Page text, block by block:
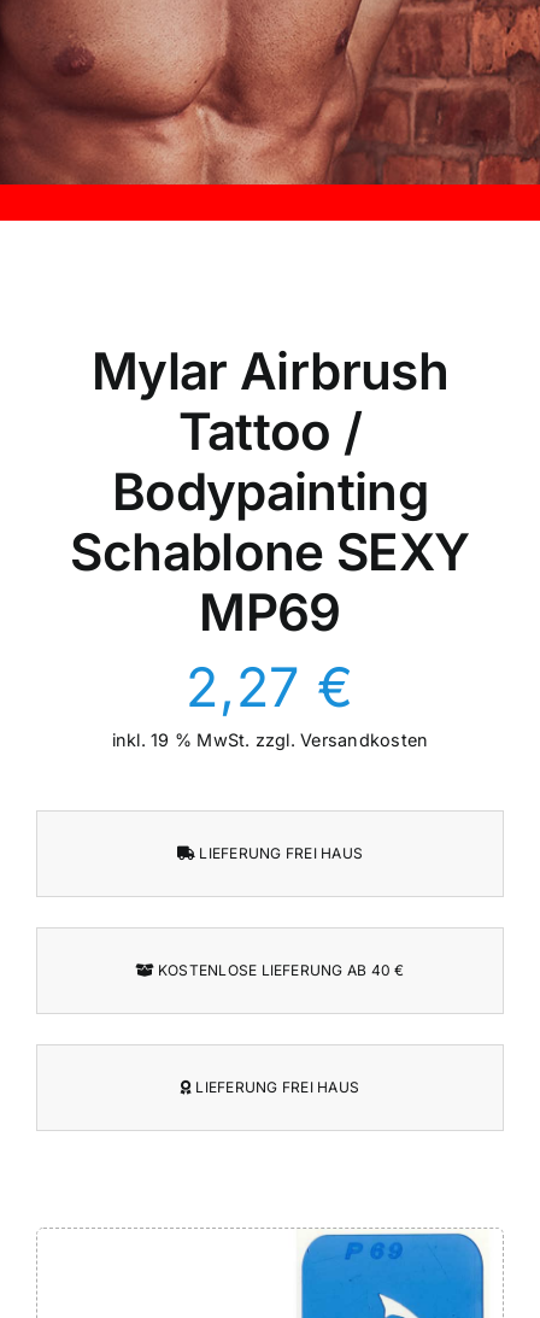
Kontakt
Mylar Airbrush
Tattoo /
Bodypainting
Schablone SEXY
MP69
2,27 €
inkl. 19 % MwSt. zzgl.Versandkosten
LIEFERUNG FREI HAUS
KOSTENLOSE LIEFERUNG AB 40 €
LIEFERUNG FREI HAUS